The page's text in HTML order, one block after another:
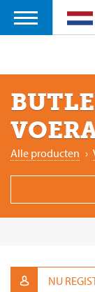
Alle producten ›
NU